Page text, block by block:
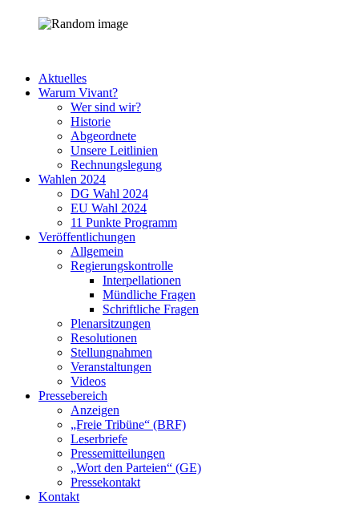
Aktuelles
Warum Vivant?
Wer sind wir?
Historie
Abgeordnete
Unsere Leitlinien
Rechnungslegung
Wahlen 2024
DG Wahl 2024
EU Wahl 2024
11 Punkte Programm
Veröffentlichungen
Allgemein
Regierungskontrolle
Interpellationen
Mündliche Fragen
Schriftliche Fragen
Plenarsitzungen
Resolutionen
Stellungnahmen
Veranstaltungen
Videos
Pressebereich
Anzeigen
„Freie Tribüne“ (BRF)
Leserbriefe
Pressemitteilungen
„Wort den Parteien“ (GE)
Pressekontakt
Kontakt